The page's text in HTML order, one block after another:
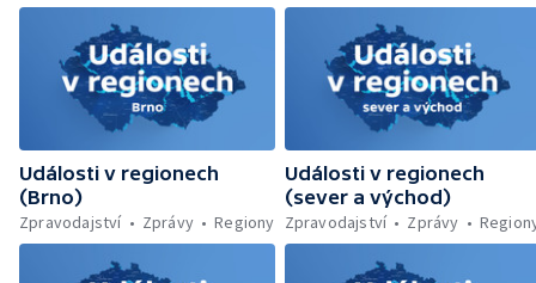
Náchodsku — Znovuotevření rozhledny na
Libíně — Obchvat Náchoda je zhruba v
polovině — Požár v kempu na Pardubicku —
Wonkův most po rekonstrukci — Letiště
Václava Havla odbavilo 8 milionů cestujících
— V Plzni přibývá nelegálních graffiti
Události v regionech
(Brno)
Zpravodajství
Zprávy Regiony
Události v regionech
(sever a východ)
Zpravodajství
Zprávy